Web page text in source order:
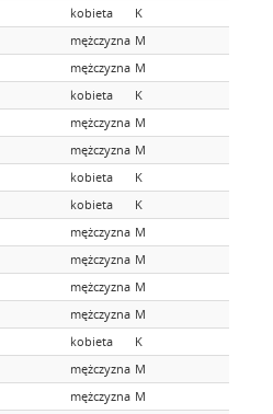
kobieta
K
mężczyzna M
mężczyzna M
kobieta
K
mężczyzna M
mężczyzna M
kobieta
K
kobieta
K
mężczyzna M
mężczyzna M
mężczyzna M
mężczyzna M
kobieta
K
mężczyzna M
mężczyzna M